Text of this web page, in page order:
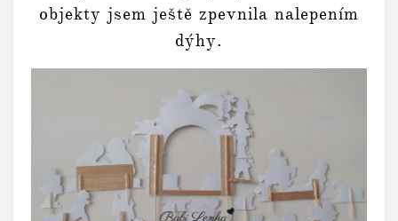
objekty jsem ještě zpevnila nalepením
dýhy.